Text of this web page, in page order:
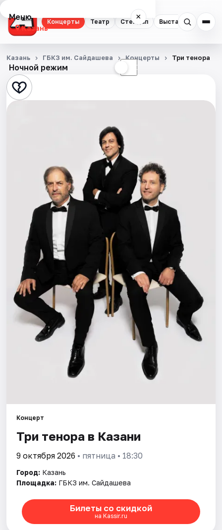
Концерты Театр Стендап Выставки
Меню ×
Казань
Концерты
Театр
Стендап
Экскурсии
События
Города
Площадки
Артисты
Рейтинги
Ночной режим ☾
Казань ГБКЗ им. Сайдашева Концерты Три тенора
Концерт
Три тенора в Казани
9 октября 2026 • пятница • 18:30
Город: Казань
Площадка: ГБКЗ им. Сайдашева
Билеты со скидкой
на Kassir.ru